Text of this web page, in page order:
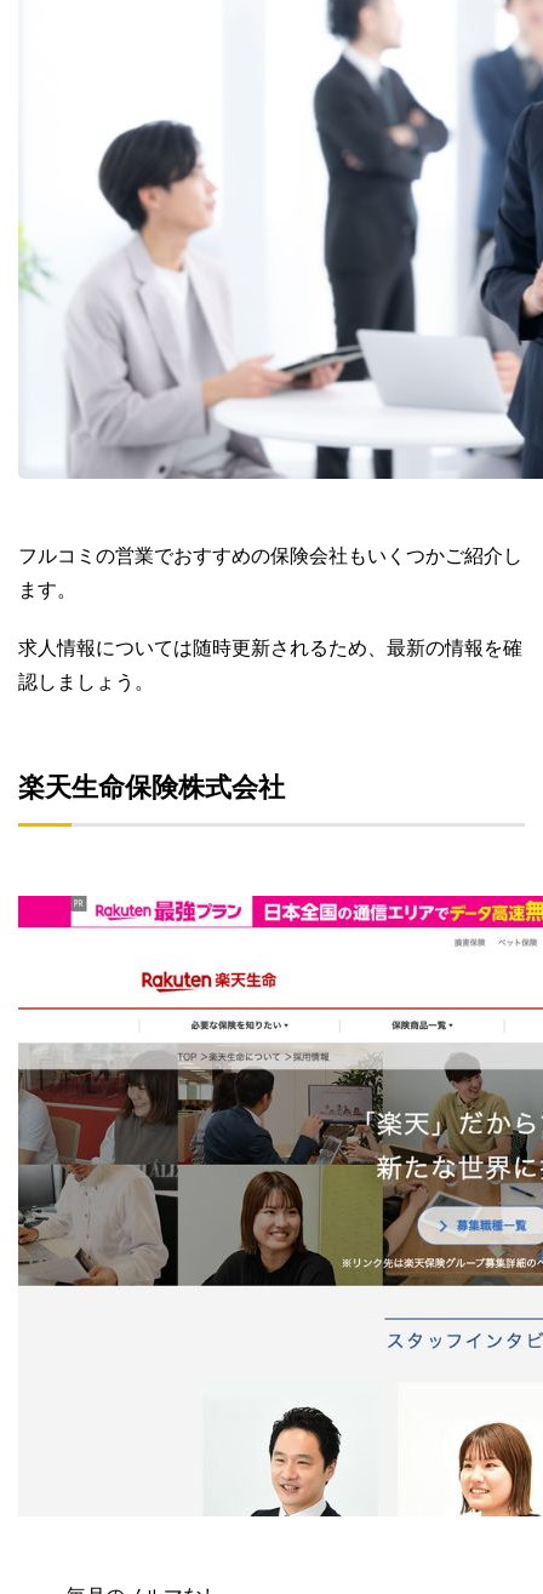
フルコミの営業でおすすめの保険会社もいくつかご紹介し
ます。
求人情報については随時更新されるため、最新の情報を確
認しましょう。
楽天生命保険株式会社